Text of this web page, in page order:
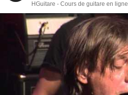
HGuitare - Cours de guitare en ligne